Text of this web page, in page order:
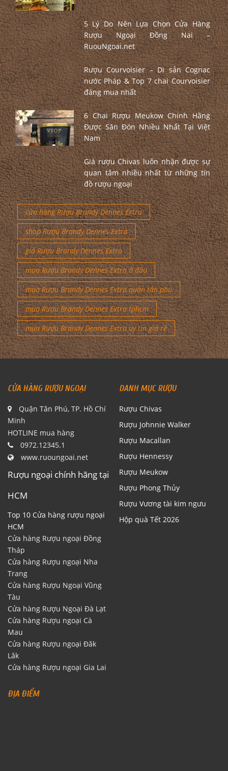
5 Lý Do Nên Lựa Chọn Cửa Hàng
Rượu Ngoại Đồng Nai –
RuouNgoai.net
Rượu Courvoisier – Di sản Cognac
nước Pháp & Top 7 chai Courvoisier
đáng mua nhất
6 Chai Rượu Meukow Chính Hãng
Được Săn Đón Nhiều Nhất Tại Việt
Nam
Giá rượu Chivas luôn nhận được sự
quan tâm nhiều nhất từ những tín
đồ rượu ngoại
cửa hàng Rượu Brandy Dennes Extra
shop Rượu Brandy Dennes Extra
giá Rượu Brandy Dennes Extra
mua Rượu Brandy Dennes Extra ở đâu
mua Rượu Brandy Dennes Extra quận tân phú
mua Rượu Brandy Dennes Extra tphcm
mua Rượu Brandy Dennes Extra uy tín giá rẻ
CỬA HÀNG RƯỢU NGOẠI
Quận Tân Phú, TP. Hồ Chí
Minh
HOTLINE mua hàng
0972.12345.1
www.ruoungoai.net
Rượu ngoại chính hãng tại
HCM
Top 10 Cửa hàng rượu ngoại
HCM
Cửa hàng Rượu ngoại Đồng
Tháp
Cửa hàng Rượu ngoại Nha
Trang
Cửa hàng Rượu Ngoại Vũng
Tàu
Cửa hàng Rượu Ngoại Đà Lạt
Cửa hàng Rượu ngoại Cà
Mau
Cửa hàng Rượu ngoại Đăk
Lăk
Cửa hàng Rượu ngoại Gia Lai
DANH MỤC RƯỢU
Rượu Chivas
Rượu Johnnie Walker
Rượu Macallan
Rượu Hennessy
Rượu Meukow
Rượu Phong Thủy
Rượu Vương tài kim ngưu
Hộp quà Tết 2026
ĐỊA ĐIỂM